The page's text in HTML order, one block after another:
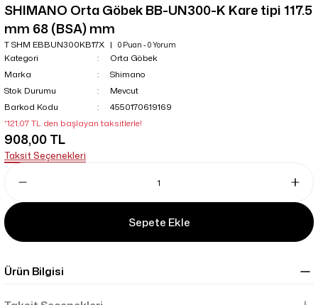
SHIMANO Orta Göbek BB-UN300-K Kare tipi 117.5
mm 68 (BSA) mm
T SHM EBBUN300KB17X 0 Puan - 0 Yorum
Kategori
Orta Göbek
Marka
Shimano
Stok Durumu
Mevcut
Barkod Kodu
4550170619169
*121,07 TL den başlayan taksitlerle!
908,00 TL
Taksit Seçenekleri
Sepete Ekle
Ürün Bilgisi